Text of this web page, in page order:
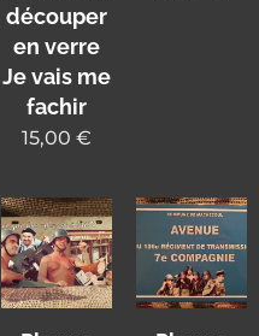
découper
en verre
Je vais me
fachir
15,00 €